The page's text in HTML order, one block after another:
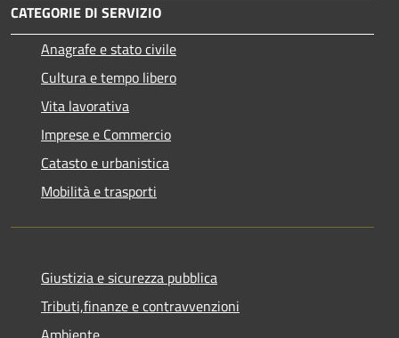
CATEGORIE DI SERVIZIO
Anagrafe e stato civile
Cultura e tempo libero
Vita lavorativa
Imprese e Commercio
Catasto e urbanistica
Mobilità e trasporti
Giustizia e sicurezza pubblica
Tributi,finanze e contravvenzioni